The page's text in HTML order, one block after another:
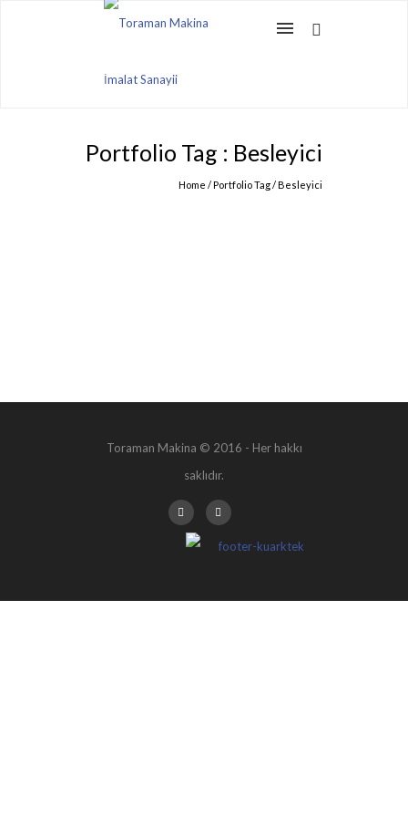
Portfolio Tag : Besleyici
Home / Portfolio Tag /Besleyici
Toraman Makina © 2016 - Her hakkı
saklıdır.